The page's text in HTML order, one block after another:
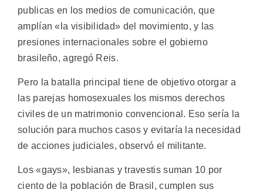
publicas en los medios de comunicación, que
amplían «la visibilidad» del movimiento, y las
presiones internacionales sobre el gobierno
brasileño, agregó Reis.
Pero la batalla principal tiene de objetivo otorgar a
las parejas homosexuales los mismos derechos
civiles de un matrimonio convencional. Eso sería la
solución para muchos casos y evitaría la necesidad
de acciones judiciales, observó el militante.
Los «gays», lesbianas y travestis suman 10 por
ciento de la población de Brasil, cumplen sus